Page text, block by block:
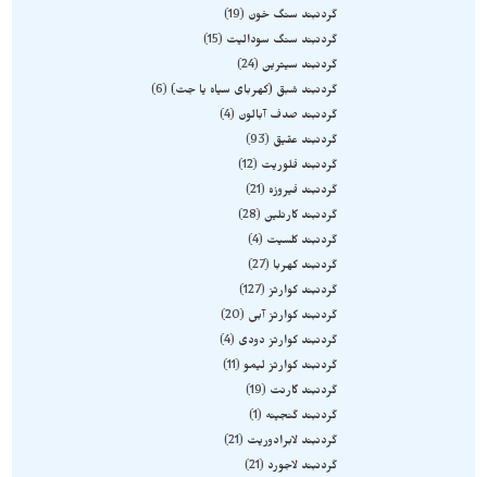
گردنبند سنگ خون
19
گردنبند سنگ سودالیت
15
گردنبند سیترین 24
گردنبند شبق (کهربای سیاه یا جت) 6
گردنبند صدف آبالون
4
گردنبند عقیق
93
گردنبند فلوریت
12
گردنبند فیروزه
21
گردنبند کارنلین 28
گردنبند کلسیت
4
گردنبند کهربا
27
گردنبند کوارتز 127
گردنبند کوارتز آبی
20
گردنبند کوارتز دودی
4
گردنبند کوارتز لیمو 11
گردنبند گارنت
19
گردنبند گنجینه
1
گردنبند لابرادوریت
21
گردنبند لاجورد
21